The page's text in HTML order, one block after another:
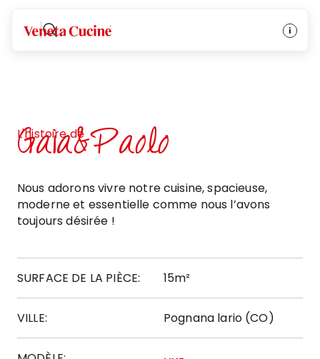
Veneta Cucine
L'histoire de
Gaia&Paolo
Nous adorons vivre notre cuisine, spacieuse,
moderne et essentielle comme nous l’avons
toujours désirée !
SURFACE DE LA PIÈCE: 15m²
VILLE: Pognana lario (CO)